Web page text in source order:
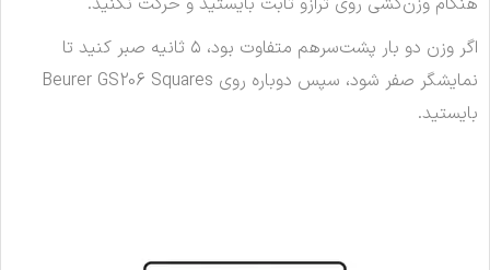
اگر وزن دو بار پشت‌سرهم متفاوت بود، ۵ ثانیه صبر کنید تا
نمایشگر صفر شود، سپس دوباره روی Beurer GS206 Squares
بایستید.